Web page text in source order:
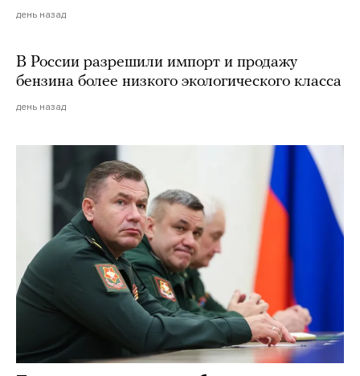
день назад
В России разрешили импорт и продажу
бензина более низкого экологического класса
день назад